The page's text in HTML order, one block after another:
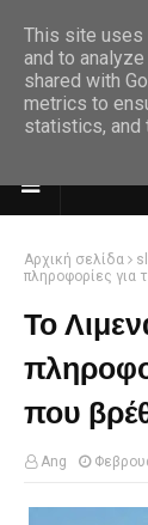
Αρχική σελίδα
πληροφορίες για
Το
που
Ang
This site
and to
shared with
metrics to
statistics, and